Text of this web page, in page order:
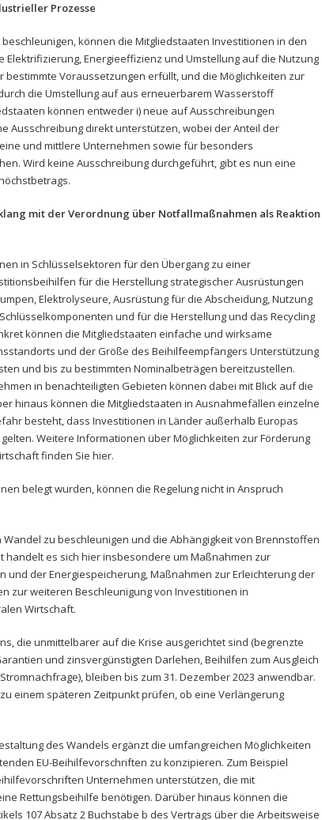
Prozesse
können die Mitgliedstaaten Investitionen in den
Energieeffizienz und Umstellung auf die Nutzung
Voraussetzungen erfüllt, und die Möglichkeiten zur
die Umstellung auf aus erneuerbarem Wasserstoff
können entweder i) neue auf Ausschreibungen
Ausschreibung direkt unterstützen, wobei der Anteil der
und mittlere Unternehmen sowie für besonders
Wird keine Ausschreibung durchgeführt, gibt es nun eine
mit der Verordnung über Notfallmaßnahmen als Reaktion
in Schlüsselsektoren für den Übergang zu einer
für die Herstellung strategischer Ausrüstungen
Elektrolyseure, Ausrüstung für die Abscheidung, Nutzung
und für die Herstellung und das Recycling
können die Mitgliedstaaten einfache und wirksame
und der Größe des Beihilfeempfängers Unterstützung
und bis zu bestimmten Nominalbeträgen bereitzustellen.
in benachteiligten Gebieten können dabei mit Blick auf die
hinaus können die Mitgliedstaaten in Ausnahmefällen einzelne
besteht, dass Investitionen in Länder außerhalb Europas
Weitere Informationen über Möglichkeiten zur Förderung
finden Sie hier.
belegt wurden, können die Regelung nicht in Anspruch
zu beschleunigen und die Abhängigkeit von Brennstoffen
handelt es sich hier insbesondere um Maßnahmen zur
der Energiespeicherung, Maßnahmen zur Erleichterung der
zur weiteren Beschleunigung von Investitionen in
Wirtschaft.
die unmittelbarer auf die Krise ausgerichtet sind (begrenzte
und zinsvergünstigten Darlehen, Beihilfen zum Ausgleich
bleiben bis zum 31. Dezember 2023 anwendbar.
einem späteren Zeitpunkt prüfen, ob eine Verlängerung
des Wandels ergänzt die umfangreichen Möglichkeiten
EU-Beihilfevorschriften zu konzipieren. Zum Beispiel
Unternehmen unterstützen, die mit
Rettungsbeihilfe benötigen. Darüber hinaus können die
107 Absatz 2 Buchstabe b des Vertrags über die Arbeitsweise